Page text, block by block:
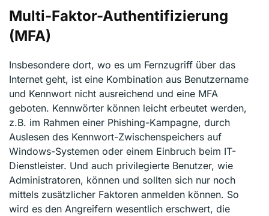
Multi-Faktor-Authentifizierung
(MFA)
Insbesondere dort, wo es um Fernzugriff über das
Internet geht, ist eine Kombination aus Benutzername
und Kennwort nicht ausreichend und eine MFA
geboten. Kennwörter können leicht erbeutet werden,
z.B. im Rahmen einer Phishing-Kampagne, durch
Auslesen des Kennwort-Zwischenspeichers auf
Windows-Systemen oder einem Einbruch beim IT-
Dienstleister. Und auch privilegierte Benutzer, wie
Administratoren, können und sollten sich nur noch
mittels zusätzlicher Faktoren anmelden können. So
wird es den Angreifern wesentlich erschwert, die